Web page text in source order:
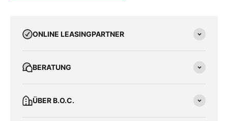
ONLINE LEASINGPARTNER
BERATUNG
ÜBER B.O.C.